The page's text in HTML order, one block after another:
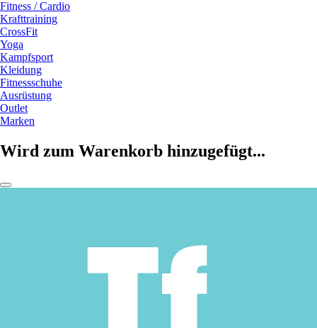
Fitness / Cardio
Krafttraining
CrossFit
Yoga
Kampfsport
Kleidung
Fitnessschuhe
Ausrüstung
Outlet
Marken
Wird zum Warenkorb hinzugefügt...